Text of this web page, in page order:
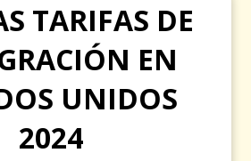
TARIFAS DE
EN
UNIDOS
2024